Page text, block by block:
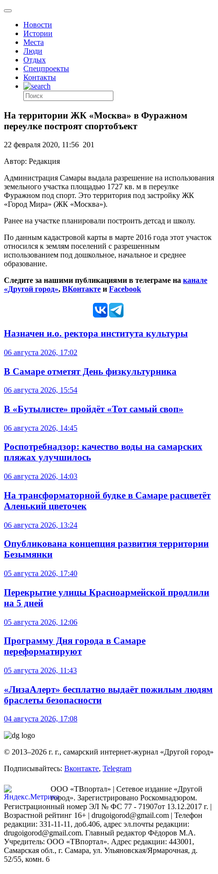
Новости
Истории
Места
Люди
Отдых
Спецпроекты
Контакты
На территории ЖК «Москва» в Фуражном
переулке построят спортобъект
22 февраля 2020, 11:56 201
Автор: Редакция
Администрация Самары выдала разрешение на использования
земельного участка площадью 1727 кв. м в переулке
Фуражном под спорт. Это территория под застройку ЖК
«Город Мира» (ЖК «Москва»).
Ранее на участке планировали построить детсад и школу.
По данным кадастровой карты в марте 2016 года этот участок
относился к землям поселений с разрешенным
использованием под дошкольное, начальное и среднее
образование.
Следите за нашими публикациями в телеграме на канале
«Другой город», ВКонтакте и Facebook
Назначен и.о. ректора института культуры
06 августа 2026, 17:02
В Самаре отметят День физкультурника
06 августа 2026, 15:54
В «Бутылисте» пройдёт «Тот самый своп»
06 августа 2026, 14:45
Роспотребнадзор: качество воды на самарских
пляжах улучшилось
06 августа 2026, 14:03
На трансформаторной будке в Самаре расцветёт
Аленький цветочек
06 августа 2026, 13:24
Опубликована концепция развития территории
Безымянки
05 августа 2026, 17:40
Перекрытие улицы Красноармейской продлили
на 5 дней
05 августа 2026, 12:06
Программу Дня города в Самаре
переформатируют
05 августа 2026, 11:43
«ЛизаАлерт» бесплатно выдаёт пожилым людям
браслеты безопасности
04 августа 2026, 17:08
© 2013–2026 г. г., самарский интернет-журнал «Другой город»
Подписывайтесь: Вконтакте, Telegram
ООО «ТВпортал» | Сетевое издание «Другой
город». Зарегистрировано Роскомнадзором.
Регистрационный номер ЭЛ № ФС 77 - 71907от 13.12.2017 г. |
Возрастной рейтинг 16+ | drugoigorod@gmail.com | Телефон
редакции: 331-11-11, доб.406, адрес эл.почты редакции:
drugoigorod@gmail.com. Главный редактор Фёдоров М.А.
Учредитель: ООО «ТВпортал». Адрес редакции: 443001,
Самарская обл., г. Самара, ул. Ульяновская/Ярмарочная, д.
52/55, комн. 6